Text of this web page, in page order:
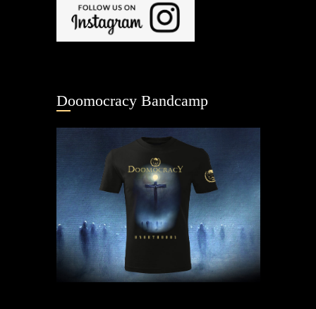
Doomocracy Bandcamp